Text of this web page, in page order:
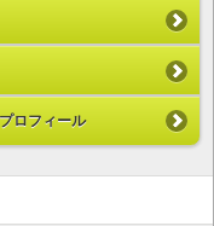
ロフィール